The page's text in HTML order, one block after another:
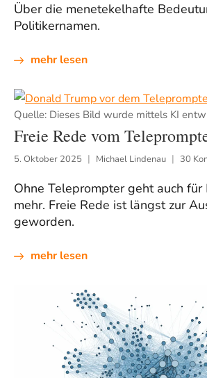
Über die menetekelhafte
Politikernamen.
mehr lesen
Quelle: Dieses Bild wurde mittels KI
Freie Rede vom
5. Oktober 2025 Michael Lindenau 30
Ohne Teleprompter geht auch für
mehr. Freie Rede ist längst zur
geworden.
mehr lesen